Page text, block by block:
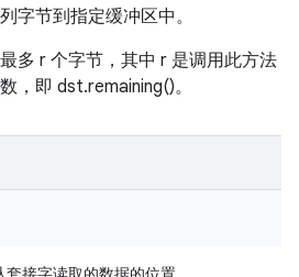
字节到指定缓冲区中。
多 r 个字节，其中 r 是调用此方法
，即 dst.remaining()。